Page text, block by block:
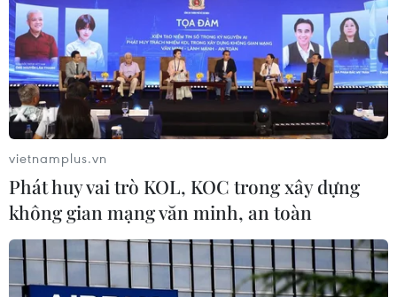
Thanh khoản gia tăng, chỉ số trên hai sàn
niêm yết tiếp tục trái chiều
Ngày 27/12, không khí giao dịch diễn ra khá sôi động,
VNXALL-Index đóng cửa tăng 2,3 điểm, VN-Index cộng
vietnamplus.vn
Phát huy vai trò KOL, KOC trong xây dựng
không gian mạng văn minh, an toàn